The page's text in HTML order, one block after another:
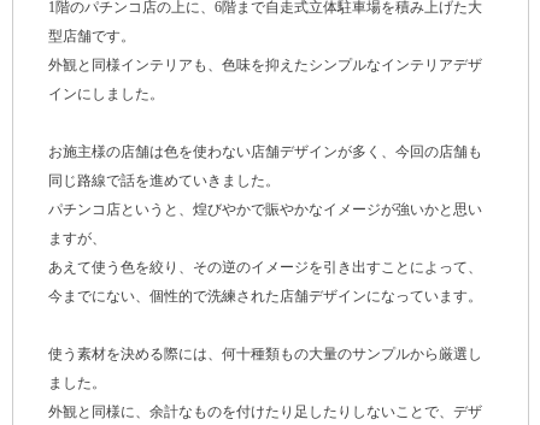
1階のパチンコ店の上に、6階まで自走式立体駐車場を積み上げた大
型店舗です。
外観と同様インテリアも、色味を抑えたシンプルなインテリアデザ
インにしました。
お施主様の店舗は色を使わない店舗デザインが多く、今回の店舗も
同じ路線で話を進めていきました。
パチンコ店というと、煌びやかで賑やかなイメージが強いかと思い
ますが、
あえて使う色を絞り、その逆のイメージを引き出すことによって、
今までにない、個性的で洗練された店舗デザインになっています。
使う素材を決める際には、何十種類もの大量のサンプルから厳選し
ました。
外観と同様に、余計なものを付けたり足したりしないことで、デザ